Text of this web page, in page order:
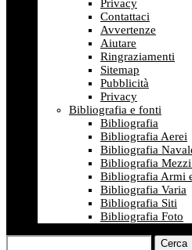
Privacy
Contattaci
Avvertenze
Aiutare
Ringraziamenti
Sitemap
Pubblicità
Privacy
Bibliografia e fonti
Bibliografia
Bibliografia Aerei
Bibliografia
Bibliografia Mezzi
Bibliografia Armi
Bibliografia Varia
Bibliografia Siti
Bibliografia Foto
Cerca